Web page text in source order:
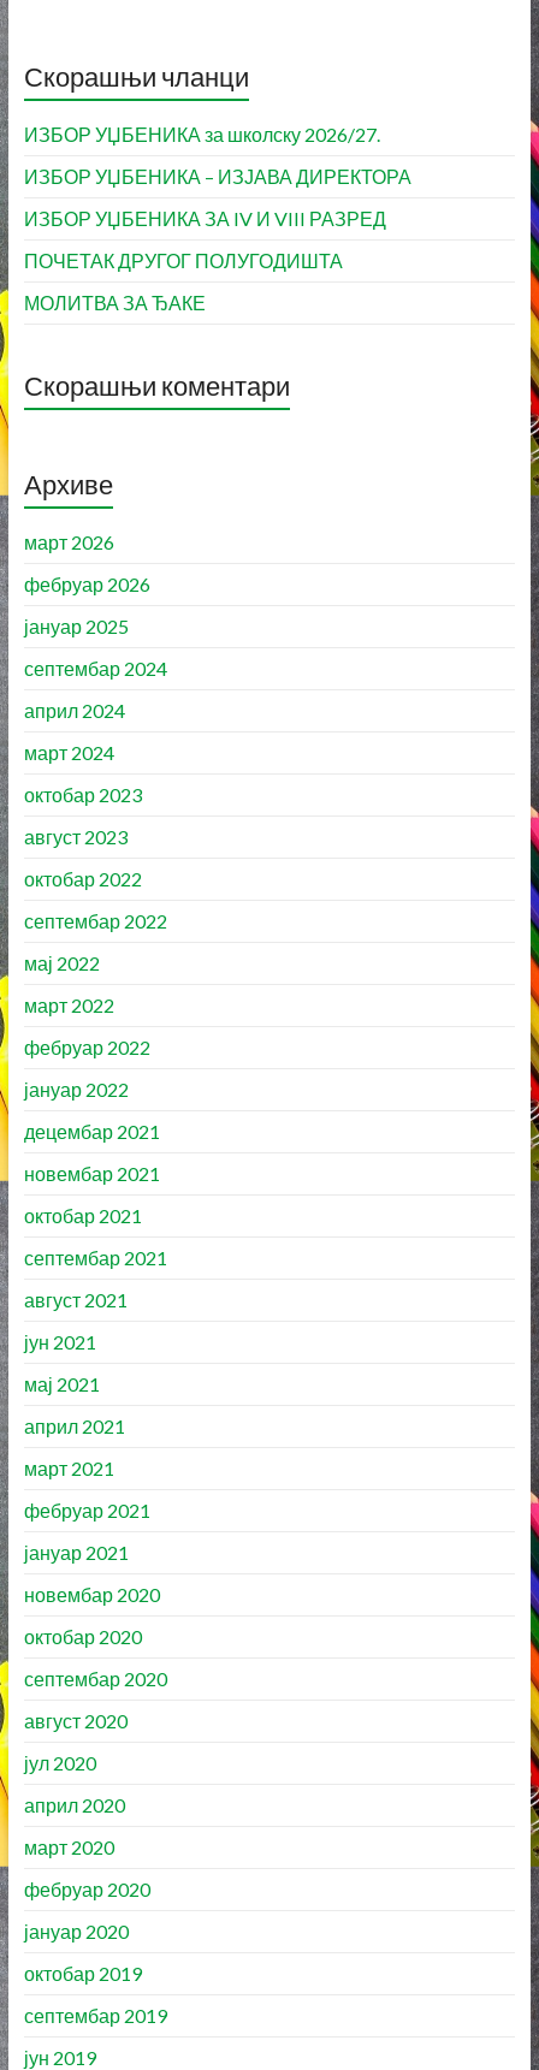
Скорашњи чланци
ИЗБОР УЏБЕНИКА за школску 2026/27.
ИЗБОР УЏБЕНИКА – ИЗЈАВА ДИРЕКТОРА
ИЗБОР УЏБЕНИКА ЗА IV И VIII РАЗРЕД
ПОЧЕТАК ДРУГОГ ПОЛУГОДИШТА
МОЛИТВА ЗА ЂАКЕ
Скорашњи коментари
Архиве
март 2026
фебруар 2026
јануар 2025
септембар 2024
април 2024
март 2024
октобар 2023
август 2023
октобар 2022
септембар 2022
мај 2022
март 2022
фебруар 2022
јануар 2022
децембар 2021
новембар 2021
октобар 2021
септембар 2021
август 2021
јун 2021
мај 2021
април 2021
март 2021
фебруар 2021
јануар 2021
новембар 2020
октобар 2020
септембар 2020
август 2020
јул 2020
април 2020
март 2020
фебруар 2020
јануар 2020
октобар 2019
септембар 2019
јун 2019